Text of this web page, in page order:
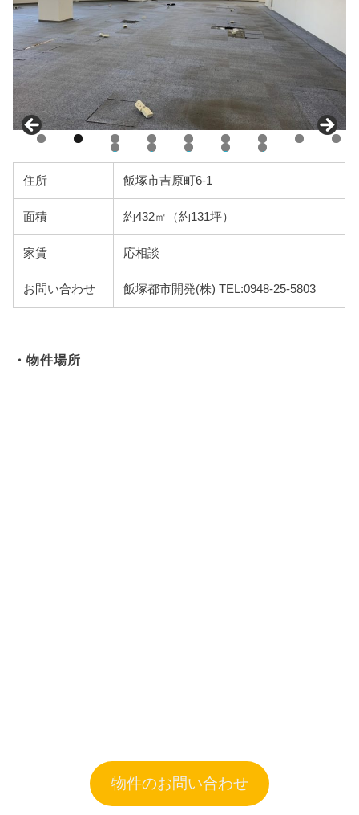
0 1 2 3 4
住所 飯塚市吉原町6-1
面積 約432㎡（約131坪）
家賃 応相談
お問い合わせ 飯塚都市開発(株) TEL:0948-25-5803
・物件場所
物件のお問い合わせ